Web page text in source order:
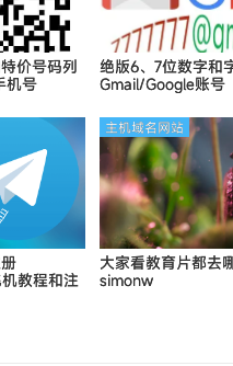
价号码列
机号
绝版6、7位数字和
Gmail/Google账号
教程和注
大家看教育片都去
simonw
主机域名网站